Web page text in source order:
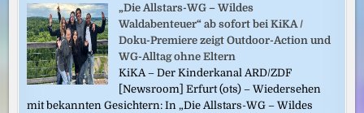
„Die Allstars-WG – Wildes
Waldabenteuer“ ab sofort bei KiKA /
Doku-Premiere zeigt Outdoor-Action und
WG-Alltag ohne Eltern
KiKA – Der Kinderkanal ARD/ZDF
[Newsroom] Erfurt (ots) – Wiedersehen
mit bekannten Gesichtern: In „Die Allstars-WG – Wildes